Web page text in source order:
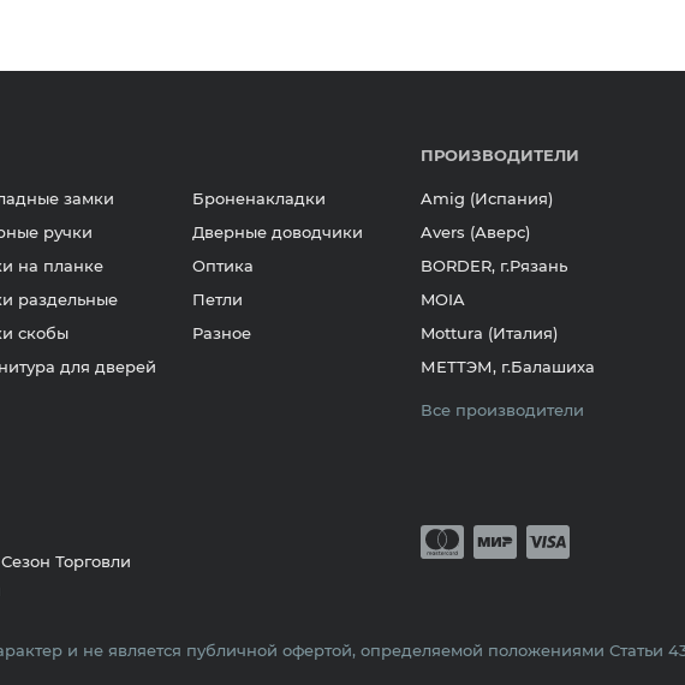
замки
ручки
на планке
раздельные
скобы
для дверей
Броненакладки
Дверные доводчики
Оптика
Петли
Разное
ПРОИЗВОДИТЕЛИ
Amig (Испания)
Avers (Аверс)
BORDER, г.Рязань
MOIA
Mottura (Италия)
МЕТТЭМ, г.Балашиха
Все производители
Торговли
Принимается
и не является публичной офертой, определяемой положениями Статьи